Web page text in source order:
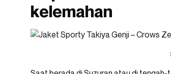
kelemahan